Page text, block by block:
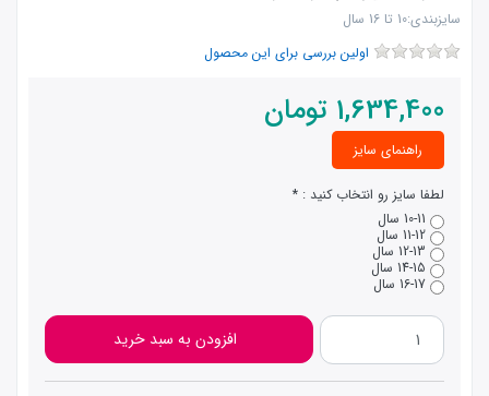
سایزبندی:10 تا 16 سال
اولین بررسی برای این محصول
1,634,400 تومان
راهنمای سایز
لطفا سایز رو انتخاب کنید :
10-11 سال
11-12 سال
12-13 سال
14-15 سال
16-17 سال
افزودن به سبد خرید